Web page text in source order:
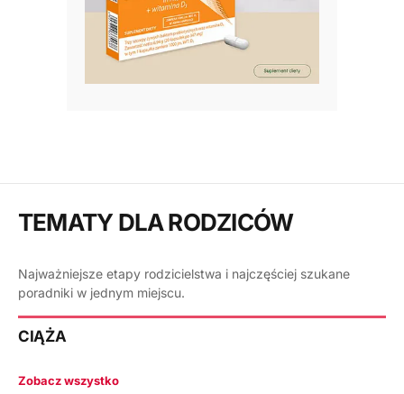
TEMATY DLA RODZICÓW
Najważniejsze etapy rodzicielstwa i najczęściej szukane
poradniki w jednym miejscu.
CIĄŻA
Zobacz wszystko